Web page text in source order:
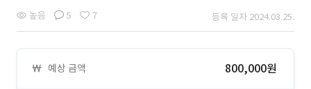
높음 5 7 등록 일자 2024.03.25.
예상 금액 800,000원